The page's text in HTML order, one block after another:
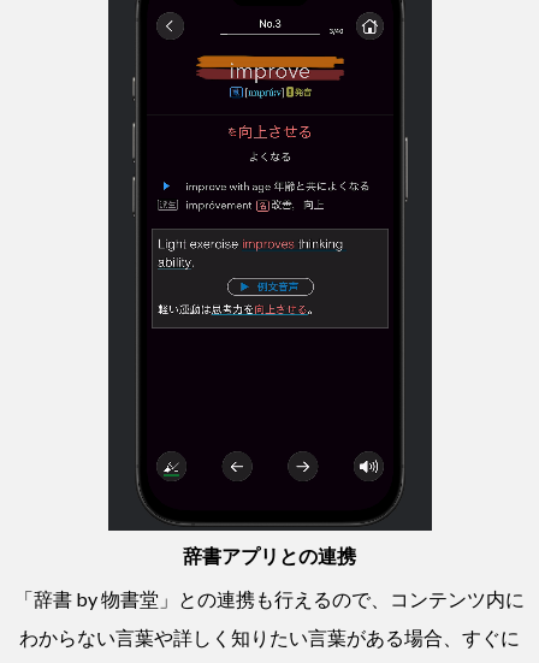
辞書アプリとの連携
「辞書 by 物書堂」との連携も行えるので、コンテンツ内に
わからない言葉や詳しく知りたい言葉がある場合、すぐに